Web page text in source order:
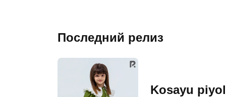
Последний релиз
Kosayu